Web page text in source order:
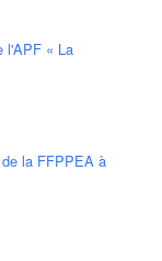
l'APF « La
la FFPPEA à